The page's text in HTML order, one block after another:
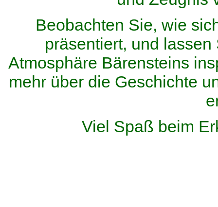
Beobachten Sie, wie
präsentiert, und
Atmosphäre Bärensteins
mehr über die Geschichte
Viel Spaß beim